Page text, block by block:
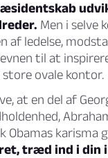
Men i selve
af ledelse,
til at
ovale kontor.
at en del af
Obamas karisma
træd ind i din